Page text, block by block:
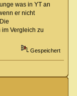
was in YT an
er nicht
Vergleich zu
Gespeichert